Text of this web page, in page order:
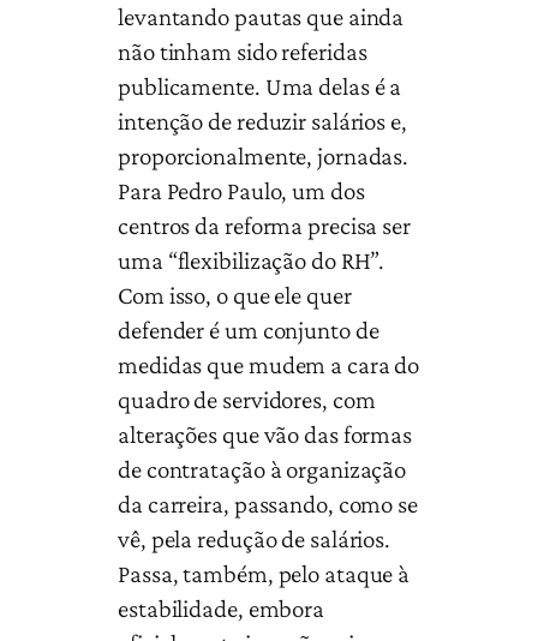
levantando pautas que ainda
não tinham sido referidas
publicamente. Uma delas é a
intenção de reduzir salários e,
proporcionalmente, jornadas.
Para Pedro Paulo, um dos
centros da reforma precisa ser
uma “flexibilização do RH”.
Com isso, o que ele quer
defender é um conjunto de
medidas que mudem a cara do
quadro de servidores, com
alterações que vão das formas
de contratação à organização
da carreira, passando, como se
vê, pela redução de salários.
Passa, também, pelo ataque à
estabilidade, embora